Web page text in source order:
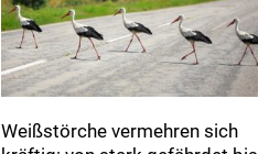
Weißstörche vermehren sich